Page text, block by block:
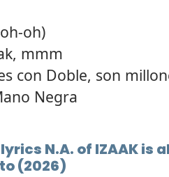
oh)
mmm
con Doble, son
Negra
N.A. of IZAAK is
(2026)